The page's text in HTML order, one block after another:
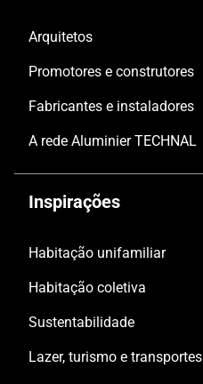
Arquitetos
Promotores e construtores
Fabricantes e instaladores
A rede Aluminier TECHNAL
Inspirações
Habitação unifamiliar
Habitação coletiva
Sustentabilidade
Lazer, turismo e transportes